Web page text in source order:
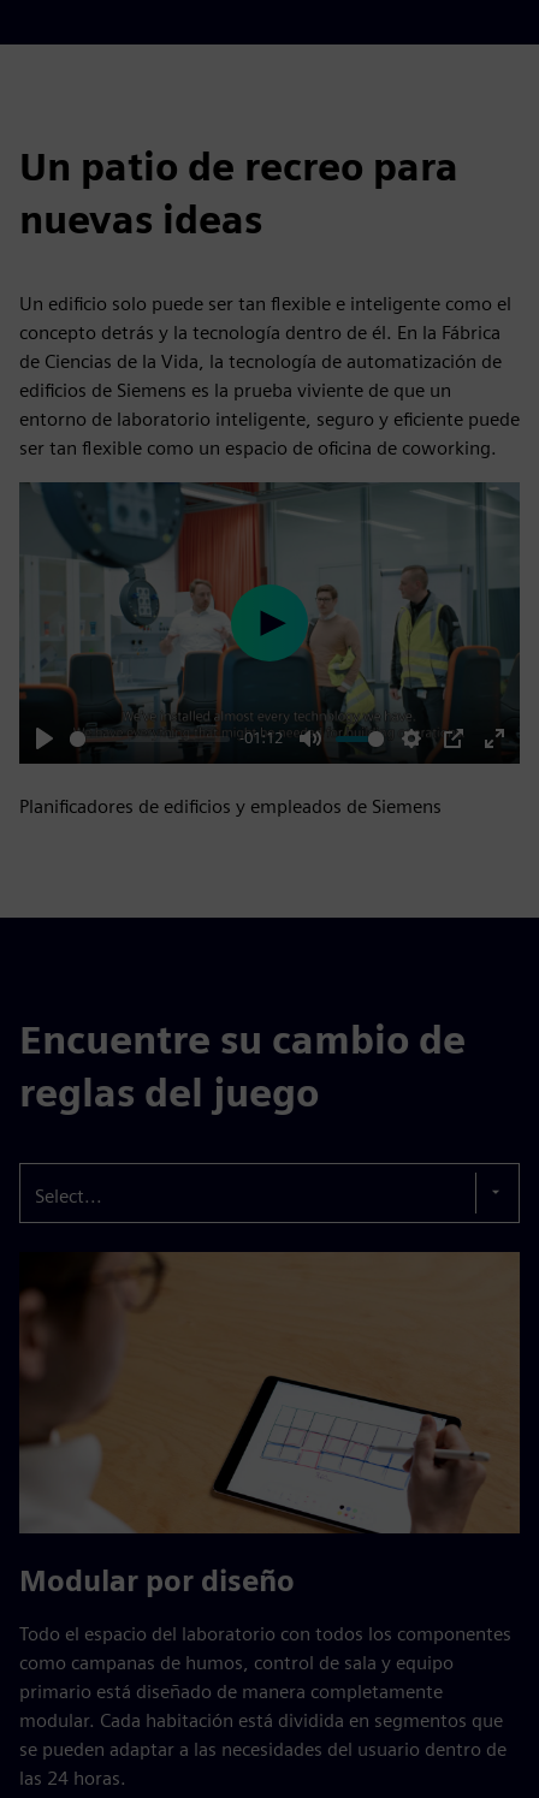
Un patio de recreo para
nuevas ideas
Un edificio solo puede ser tan flexible e inteligente como el
concepto detrás y la tecnología dentro de él. En la Fábrica
de Ciencias de la Vida, la tecnología de automatización de
edificios de Siemens es la prueba viviente de que un
entorno de laboratorio inteligente, seguro y eficiente puede
ser tan flexible como un espacio de oficina de coworking.
Play
-01:12
Mute Settings
PIP
Enter
Play
Planificadores de edificios y empleados de Siemens
Encuentre su cambio de
reglas del juego
Select...
Modular por diseño
Todo el espacio del laboratorio con todos los componentes
como campanas de humos, control de sala y equipo
primario está diseñado de manera completamente
modular. Cada habitación está dividida en segmentos que
se pueden adaptar a las necesidades del usuario dentro de
las 24 horas.